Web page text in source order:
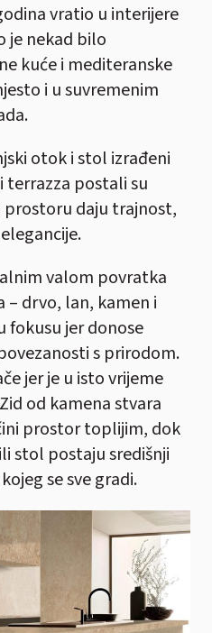
vratio u interijere
je nekad bilo
kuće i mediteranske
i u suvremenim
otok i stol izrađeni
postali su
daju trajnost,
valom povratka
drvo, lan, kamen i
fokusu jer donose
s prirodom.
jer je u isto vrijeme
od kamena stvara
prostor toplijim, dok
stol postaju središnji
se sve gradi.